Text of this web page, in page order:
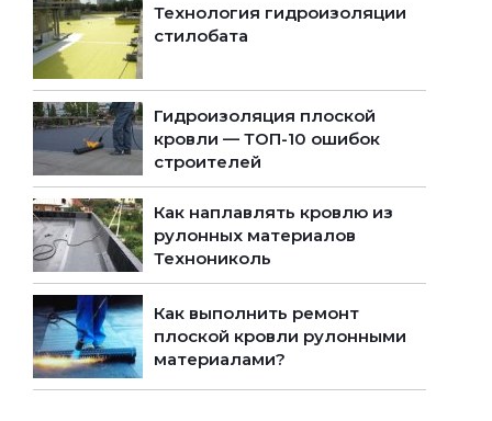
Технология гидроизоляции
стилобата
Гидроизоляция плоской
кровли — ТОП-10 ошибок
строителей
Как наплавлять кровлю из
рулонных материалов
Технониколь
Как выполнить ремонт
плоской кровли рулонными
материалами?